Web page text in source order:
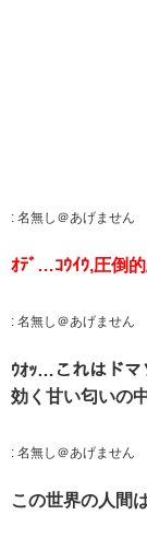
: 名無し＠あげません
ｵﾃﾞ…ｺｳｲｳ,圧倒
: 名無し＠あげません
ｳｵｯ…これはドマ
効く甘い匂いの
: 名無し＠あげません
この世界の人間